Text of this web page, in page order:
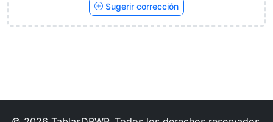
Sugerir corrección